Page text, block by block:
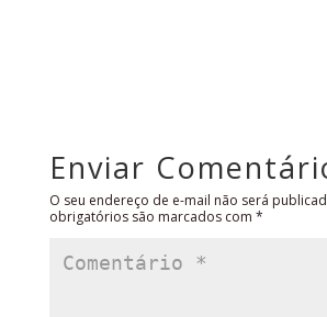
Enviar
O seu endereço de e-mail não será
obrigatórios são marcados com *